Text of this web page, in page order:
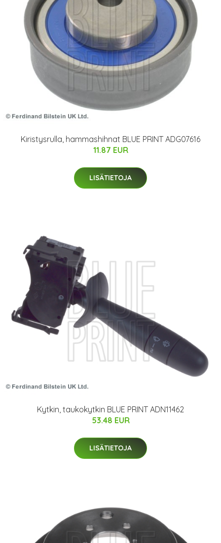
Kiristysrulla, hammashihnat BLUE PRINT ADG07616
11.87 EUR
LISÄTIETOJA
Kytkin, taukokytkin BLUE PRINT ADN11462
53.48 EUR
LISÄTIETOJA